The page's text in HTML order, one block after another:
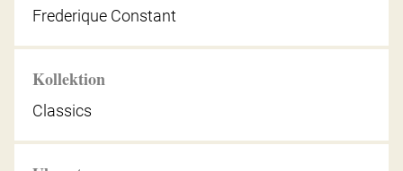
Frederique Constant
Kollektion
Classics